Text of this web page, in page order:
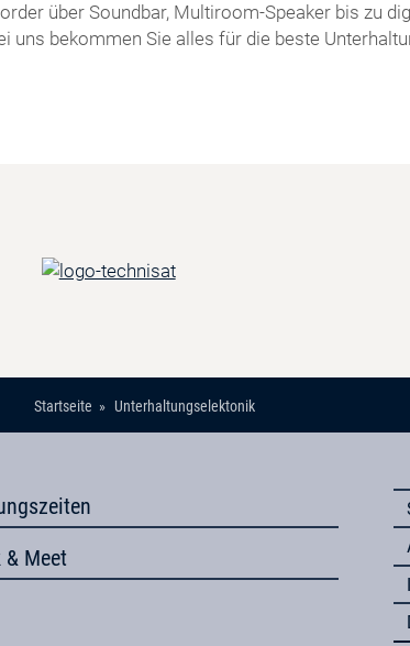
über Soundbar, Multiroom-Speaker bis zu
uns bekommen Sie alles für die beste
Startseite Unterhaltungselektonik
& Meet